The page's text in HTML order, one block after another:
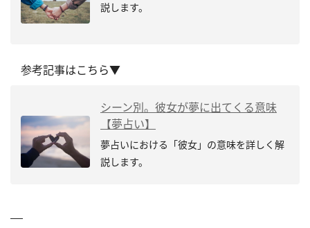
説します。
参考記事はこちら▼
シーン別。彼女が夢に出てくる意味
【夢占い】
夢占いにおける「彼女」の意味を詳しく解
説します。